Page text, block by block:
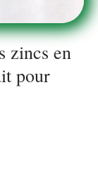
zincs en
pour